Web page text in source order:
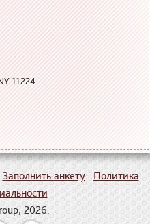
11224
Заполнить анкету·Политика
2026.